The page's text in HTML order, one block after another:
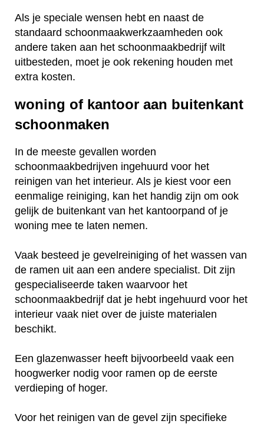
Als je speciale wensen hebt en naast de
standaard schoonmaakwerkzaamheden ook
andere taken aan het schoonmaakbedrijf wilt
uitbesteden, moet je ook rekening houden met
extra kosten.
woning of kantoor aan buitenkant
schoonmaken
In de meeste gevallen worden
schoonmaakbedrijven ingehuurd voor het
reinigen van het interieur. Als je kiest voor een
eenmalige reiniging, kan het handig zijn om ook
gelijk de buitenkant van het kantoorpand of je
woning mee te laten nemen.
Vaak besteed je gevelreiniging of het wassen van
de ramen uit aan een andere specialist. Dit zijn
gespecialiseerde taken waarvoor het
schoonmaakbedrijf dat je hebt ingehuurd voor het
interieur vaak niet over de juiste materialen
beschikt.
Een glazenwasser heeft bijvoorbeeld vaak een
hoogwerker nodig voor ramen op de eerste
verdieping of hoger.
Voor het reinigen van de gevel zijn specifieke